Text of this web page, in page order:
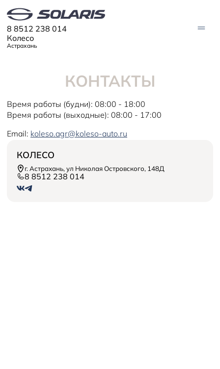
Колесо
Астрахань
8 8512 238 014
МОДЕЛИ
Solaris KRX
Solaris KRS
Solaris HS
ЦИФРОВОЙ АВТОМОБИЛЬ
Кредит
Оригинальные аксессуары
Тест-драйв
Solaris Страхование
Запись на сервис
Гарантия
О ДИЛЕРЕ
КОНТАКТЫ
Время работы (будни): 08:00 - 18:00
Время работы (выходные): 08:00 - 17:00
Email: koleso.agr@koleso-auto.ru
КОЛЕСО
г. Астрахань, ул Николая Островского, 148Д
8 8512 238 014